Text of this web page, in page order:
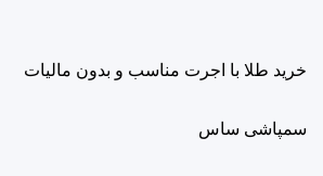
خرید طلا با اجرت مناسب و بدون مالیات
سمپاشی ساس